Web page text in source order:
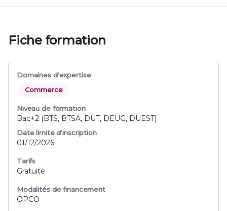
Fiche formation
Domaines d'expertise
Commerce
Niveau de formation
Bac+2 (BTS, BTSA, DUT, DEUG, DUEST)
Date limite d'inscription
01/12/2026
Tarifs
Gratuite
Modalités de financement
OPCO